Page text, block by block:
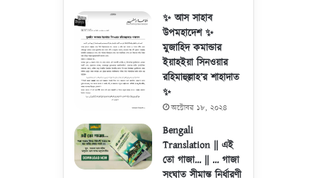
✨ আস সাহাব
উপমহাদেশ ✨
মুজাহিদ কমান্ডার
ইয়াহইয়া সিনওয়ার
রহিমাহুল্লাহ’র শাহাদাত
✨
অক্টোবর ১৮, ২০২৪
Bengali
Translation || এই
তো গাজা… || … গাজা